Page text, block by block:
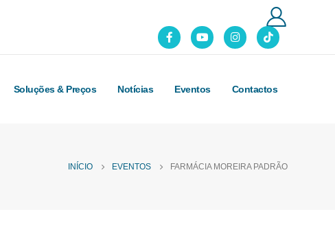
Soluções & Preços Notícias Eventos Contactos
INÍCIO EVENTOS FARMÁCIA MOREIRA PADRÃO